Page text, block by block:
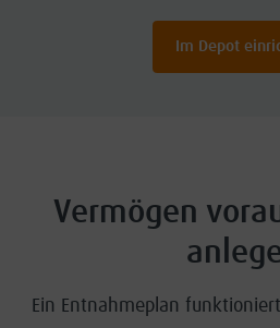
Im Depot
Vermögen
Ein Entnahmeplan